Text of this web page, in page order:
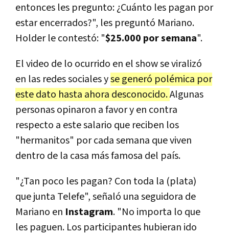
entonces les pregunto: ¿Cuánto les pagan por
estar encerrados?", les preguntó Mariano.
Holder le contestó: "$25.000 por semana".
El video de lo ocurrido en el show se viralizó
en las redes sociales yse generó polémica por
este dato hasta ahora desconocido.Algunas
personas opinaron a favor y en contra
respecto a este salario que reciben los
"hermanitos" por cada semana que viven
dentro de la casa más famosa del país.
"¿Tan poco les pagan? Con toda la (plata)
que junta Telefe", señaló una seguidora de
Mariano en Instagram. "No importa lo que
les paguen. Los participantes hubieran ido